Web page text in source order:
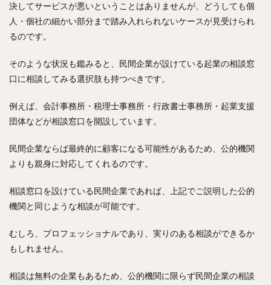
決してサービスが悪いということはありませんが、どうしても個
人・個社の細かい部分まで踏み入れられないケースが見受けられ
るのです。
そのような状況も鑑みると、民間企業が設けている起業の相談窓
口に相談してみる選択肢も持つべきです。
例えば、会計事務所・税理士事務所・行政書士事務所・起業支援
団体などが相談窓口を開設しています。
民間企業ならば最終的に顧客になる可能性があるため、公的機関
よりも親身に対応してくれるのです。
相談窓口を設けている民間企業であれば、上記でご説明した公的
機関と同じような相談が可能です。
むしろ、プロフェッショナルであり、実りのある相談ができるか
もしれません。
相談は無料の企業もあるため、公的機関に限らず民間企業の相談